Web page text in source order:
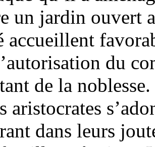
un jardin ouvert
accueillent
du
de la
aristocrates
dans leurs